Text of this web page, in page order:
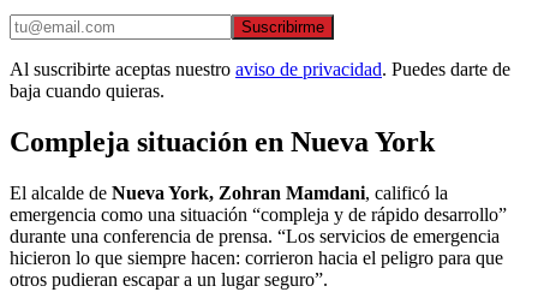
Suscribirme
Al suscribirte aceptas nuestro aviso de privacidad. Puedes darte de
baja cuando quieras.
Compleja situación en Nueva York
El alcalde de Nueva York, Zohran Mamdani, calificó la
emergencia como una situación “compleja y de rápido desarrollo”
durante una conferencia de prensa. “Los servicios de emergencia
hicieron lo que siempre hacen: corrieron hacia el peligro para que
otros pudieran escapar a un lugar seguro”.